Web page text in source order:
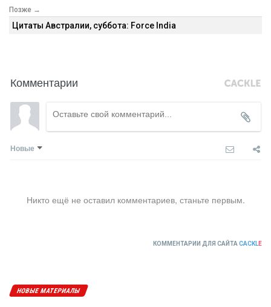
Позже →
Цитаты Австралии, суббота: Force India
Комментарии
Новые
Никто ещё не оставил комментариев, станьте первым.
КОММЕНТАРИИ ДЛЯ САЙТА CACKLE
НОВЫЕ МАТЕРИАЛЫ